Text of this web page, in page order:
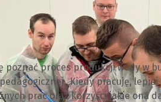
poznać proces produkcji wody w
„Kiedy pracuję,
prac oraz korzyści jakie ona